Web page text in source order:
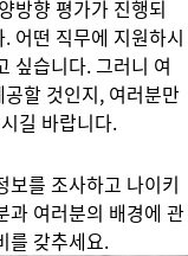
방향 평가가 진행되
어떤 직무에 지원하시
싶습니다. 그러니 여
할 것인지, 여러분만
길 바랍니다.
보를 조사하고 나이키
과 여러분의 배경에 관
를 갖추세요.